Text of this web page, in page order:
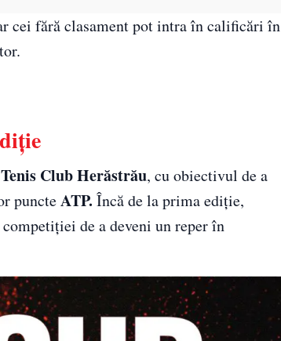
cei fără clasament pot intra în calificări în
Tenis Club Herăstrău, cu obiectivul de a
puncteATP. Încă de la prima ediție,
de a deveni un reper în